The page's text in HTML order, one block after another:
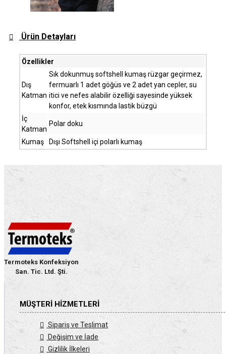
Ürün Detayları
Özellikler
Dış
Katman
Sık dokunmuş softshell kumaş rüzgar geçirmez,
fermuarlı 1 adet göğüs ve 2 adet yan cepler, su
itici ve nefes alabilir özelliği sayesinde yüksek
konfor, etek kısmında lastik büzgü
İç
Katman
Polar doku
Kumaş Dışı Softshell içi polarlı kumaş
Termoteks Konfeksiyon
San. Tic. Ltd. Şti.
MÜŞTERI HIZMETLERI
Sipariş ve Teslimat
Değişim ve İade
Gizlilik İlkeleri